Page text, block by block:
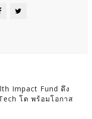
Impact Fund ดึง
โต พร้อมโอกาส